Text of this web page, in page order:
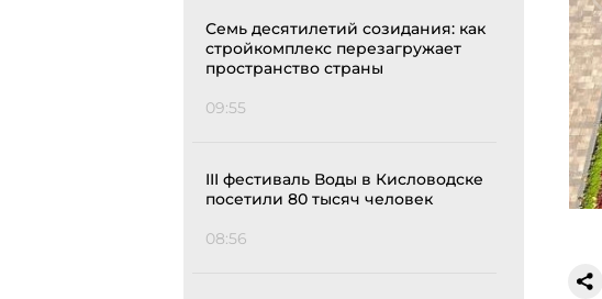
Семь десятилетий созидания: как
стройкомплекс перезагружает
пространство страны
09:55
III фестиваль Воды в Кисловодске
посетили 80 тысяч человек
08:56